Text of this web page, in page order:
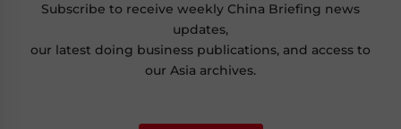
Subscribe to receive weekly China Briefing news
updates,
our latest doing business publications, and access to
our Asia archives.